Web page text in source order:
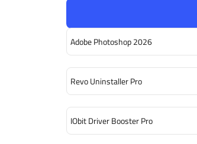
Adobe Photoshop 2026
Revo Uninstaller Pro
IObit Driver Booster Pro